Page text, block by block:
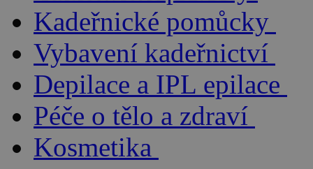
Kadeřnické pomůcky
Vybavení kadeřnictví
Depilace a IPL epilace
Péče o tělo a zdraví
Kosmetika